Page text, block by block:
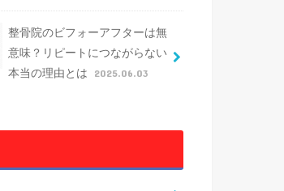
整骨院のビフォーアフターは無
意味？リピートにつながらない
本当の理由とは
2025.06.03